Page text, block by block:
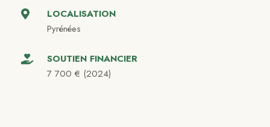
LOCALISATION
Pyrénées
SOUTIEN FINANCIER
7 700 € (2024)